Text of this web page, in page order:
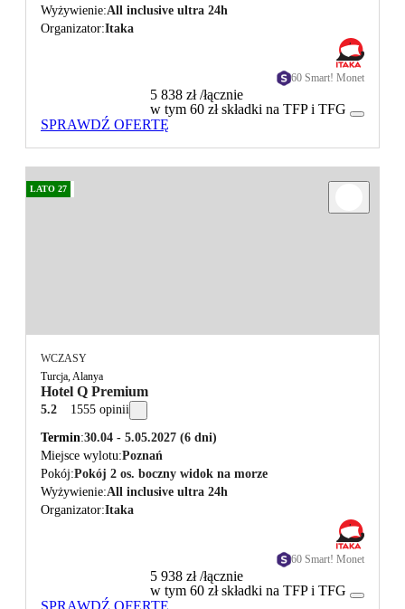
Wyżywienie All inclusive ultra 24h
Organizator Itaka
60 Smart! Monet
5 838 zł/łącznie
w tym 60 zł składki na TFP i TFG
SPRAWDŹ OFERTĘ
LATO 27
WCZASY
Turcja, Alanya
Hotel Q Premium
5.2 1555 opinii
Termin 30.04 - 5.05.2027 (6 dni)
Miejsce wylotu Poznań
Pokój Pokój 2 os. boczny widok na morze
Wyżywienie All inclusive ultra 24h
Organizator Itaka
60 Smart! Monet
5 938 zł/łącznie
w tym 60 zł składki na TFP i TFG
SPRAWDŹ OFERTĘ